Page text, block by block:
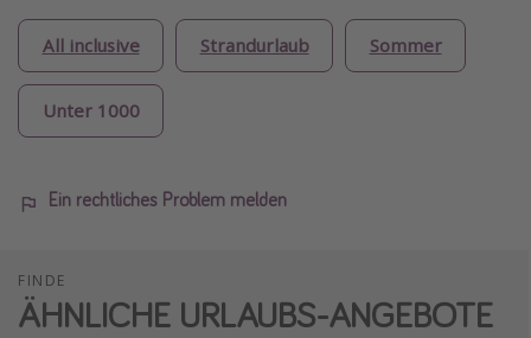
All inclusive Strandurlaub Sommer
Unter 1000
Ein rechtliches Problem melden
FINDE
ÄHNLICHE URLAUBS-ANGEBOTE